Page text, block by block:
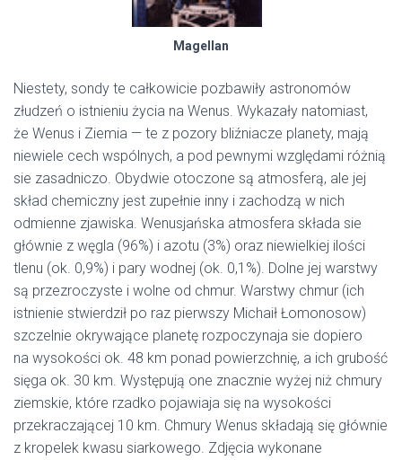
Magellan
Niestety, sondy te całkowicie pozbawiły astronomów
złudzeń o istnieniu życia na Wenus. Wykazały natomiast,
że Wenus i Ziemia — te z pozory bliźniacze planety, mają
niewiele cech wspólnych, a pod pewnymi względami różnią
sie zasadniczo. Obydwie otoczone są atmosferą, ale jej
skład chemiczny jest zupełnie inny i zachodzą w nich
odmienne zjawiska. Wenusjańska atmosfera składa sie
głównie z węgla (96%) i azotu (3%) oraz niewielkiej ilości
tlenu (ok. 0,9%) i pary wodnej (ok. 0,1%). Dolne jej warstwy
są przezroczyste i wolne od chmur. Warstwy chmur (ich
istnienie stwierdził po raz pierwszy Michaił Łomonosow)
szczelnie okrywające planetę rozpoczynaja sie dopiero
na wysokości ok. 48 km ponad powierzchnię, a ich grubość
sięga ok. 30 km. Występują one znacznie wyżej niż chmury
ziemskie, które rzadko pojawiaja się na wysokości
przekraczającej 10 km. Chmury Wenus składają się głównie
z kropelek kwasu siarkowego. Zdjęcia wykonane